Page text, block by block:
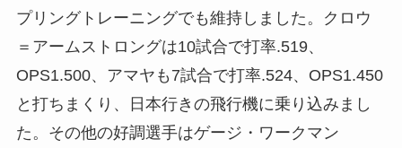
プリングトレーニングでも維持しました。クロウ
＝アームストロングは10試合で打率.519、
OPS1.500、アマヤも7試合で打率.524、OPS1.450
と打ちまくり、日本行きの飛行機に乗り込みまし
た。その他の好調選手はゲージ・ワークマン